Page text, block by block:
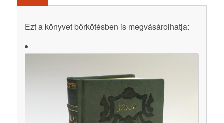
Ezt a könyvet bőrkötésben is megvásárolhatja: